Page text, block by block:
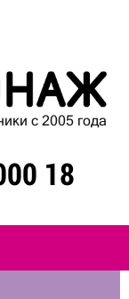
с 2005 года
18